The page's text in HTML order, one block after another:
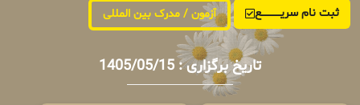
ثبت نام سریــــــــــــع آزمون / مدرک بین المللی
تاریخ برگزاری : 1405/05/15